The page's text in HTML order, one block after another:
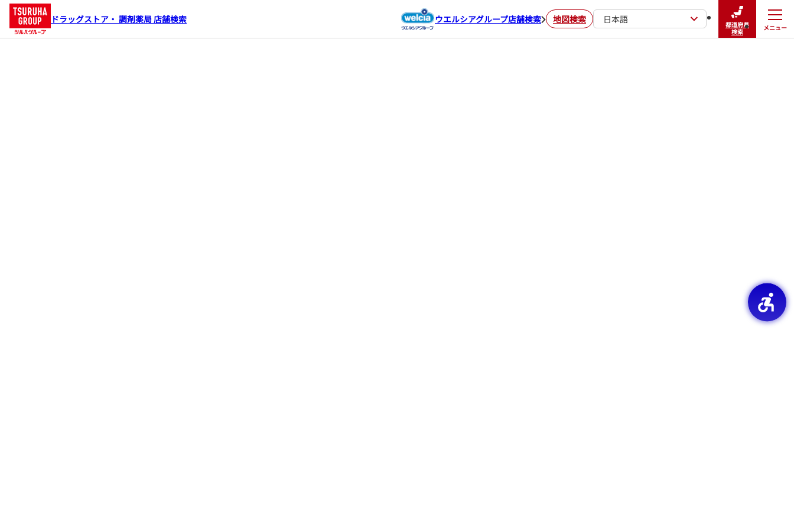
ドラッグストア・ 調剤薬局 店舗検索 ウエルシアグループ店舗検索 地図検索 日本語
都道府県
検索
メニュー
閉じる